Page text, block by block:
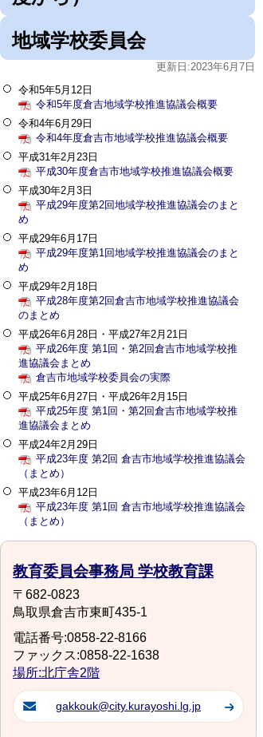
地域学校委員会
更新日:2023年6月7日
令和5年5月12日
令和5年度倉吉地域学校推進協議会概要
令和4年6月29日
令和4年度倉吉市地域学校推進協議会概要
平成31年2月23日
平成30年度倉吉市地域学校推進協議会概要
平成30年2月3日
平成29年度第2回地域学校推進協議会のまと
め
平成29年6月17日
平成29年度第1回地域学校推進協議会のまと
め
平成29年2月18日
平成28年度第2回倉吉市地域学校推進協議会
のまとめ
平成26年6月28日・平成27年2月21日
平成26年度 第1回・第2回倉吉市地域学校推
進協議会まとめ
倉吉市地域学校委員会の実際
平成25年6月27日・平成26年2月15日
平成25年度 第1回・第2回倉吉市地域学校推
進協議会まとめ
平成24年2月29日
平成23年度 第2回 倉吉市地域学校推進協議会
（まとめ）
平成23年6月12日
平成23年度 第1回 倉吉市地域学校推進協議会
（まとめ）
教育委員会事務局 学校教育課
〒682-0823
鳥取県倉吉市東町435-1
電話番号:0858-22-8166
ファックス:0858-22-1638
場所:北庁舎2階
gakkouk@city.kurayoshi.lg.jp